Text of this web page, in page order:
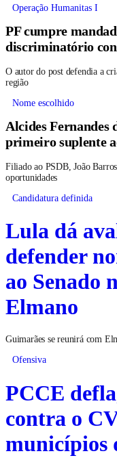
Operação Humanitas I
PF cumpre
discriminatório
O autor do post defendia a
região
Nome escolhido
Alcides Fernandes
primeiro suplente
Filiado ao PSDB, João
oportunidades
Candidatura definida
Lula dá
defender
ao Senado
Elmano
Guimarães se reunirá com
Ofensiva
PCCE
contra o
municípios